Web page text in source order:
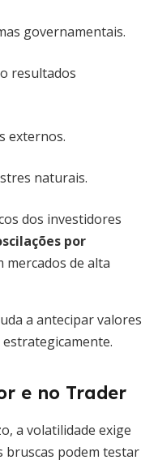
governamentais.
resultados
externos.
naturais.
dos investidores
por
mercados de alta
a antecipar valores
e no Trader
a volatilidade exige
bruscas podem testar